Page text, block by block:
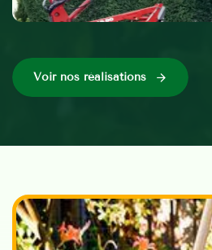
Voir nos réalisations